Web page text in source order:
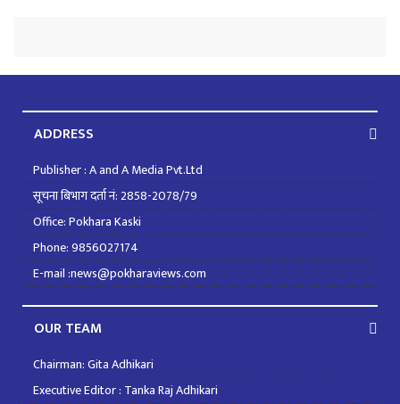
ADDRESS
Publisher : A and A Media Pvt.Ltd
सूचना बिभाग दर्ता नं: 2858-2078/79
Office: Pokhara Kaski
Phone: 9856027174
E-mail :news@pokharaviews.com
OUR TEAM
Chairman: Gita Adhikari
Executive Editor : Tanka Raj Adhikari